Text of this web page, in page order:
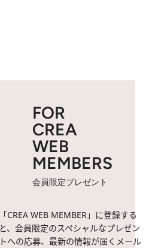
FOR
CREA
WEB
MEMBERS
会員限定プレゼント
「CREA WEB MEMBER」に登録する
と、会員限定のスペシャルなプレゼン
トへの応募、最新の情報が届くメール